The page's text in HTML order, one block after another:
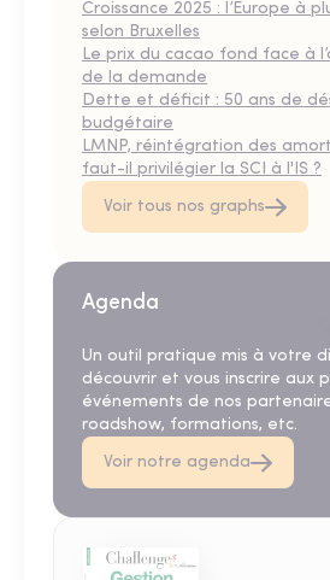
Croissance 2025 : l’Europe à
selon Bruxelles
Le prix du cacao fond face à
de la demande
Dette et déficit : 50 ans de
budgétaire
LMNP, réintégration des
faut-il privilégier la SCI à l'IS ?
Voir tous nos graphs
Agenda
Un outil pratique mis à votre
découvrir et vous inscrire aux
événements de nos
roadshow, formations, etc.
Voir notre agenda